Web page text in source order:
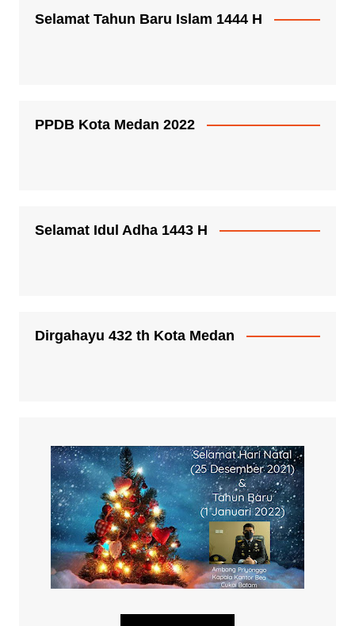
Selamat Tahun Baru Islam 1444 H
PPDB Kota Medan 2022
Selamat Idul Adha 1443 H
Dirgahayu 432 th Kota Medan